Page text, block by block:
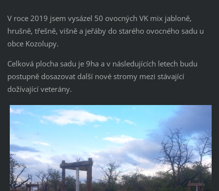
V roce 2019 jsem vysázel 50 ovocných VK mix jabloně,
hrušně, třešně, višně a jeřáby do starého ovocného sadu u
obce Kozolupy.
Celková plocha sadu je 9ha a v následujících letech budu
postupně dosazovat další nové stromy mezi stávající
dožívající veterány.